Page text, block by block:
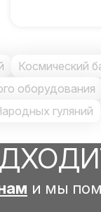
Космический
оборудования
гуляний
и мы